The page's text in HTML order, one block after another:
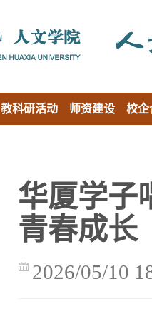
教科研活动 师资建设 校企
华厦学子
青春成长
2026/05/10